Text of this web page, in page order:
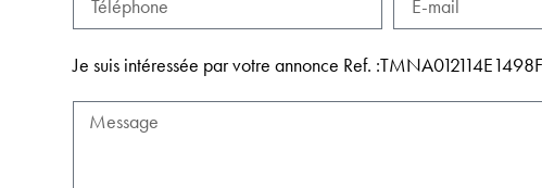
Je suis intéressée par votre annonce Ref.